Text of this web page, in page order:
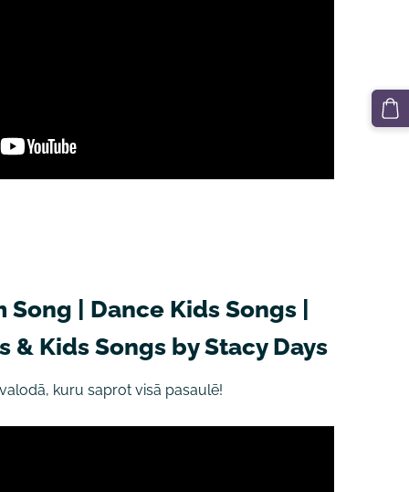
Song | Dance Kids Songs |
& Kids Songs by Stacy Days
kuru saprot visā pasaulē!